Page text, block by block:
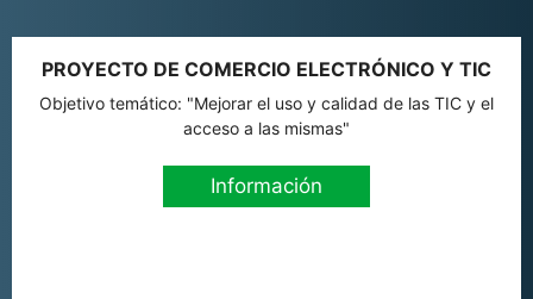
PROYECTO DE COMERCIO ELECTRÓNICO Y TIC
Objetivo temático: "Mejorar el uso y calidad de las TIC y el
acceso a las mismas"
Información